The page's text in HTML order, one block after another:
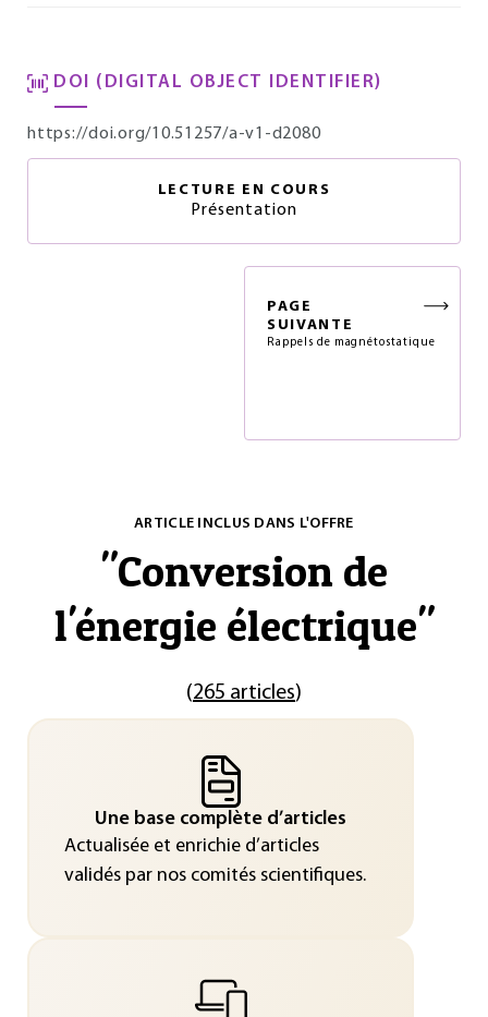
DOI (DIGITAL OBJECT IDENTIFIER)
https://doi.org/10.51257/a-v1-d2080
LECTURE EN COURS
Présentation
PAGE
SUIVANTE
Rappels de magnétostatique
ARTICLE INCLUS DANS L'OFFRE
"Conversion de
l'énergie électrique"
(265 articles)
Une base complète d’articles
Actualisée et enrichie d’articles
validés par nos comités scientifiques.